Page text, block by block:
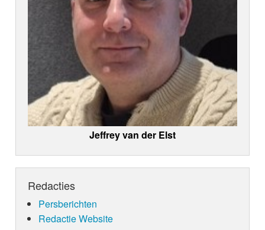
Jeffrey van der Elst
Redacties
Persberichten
Redactie Website